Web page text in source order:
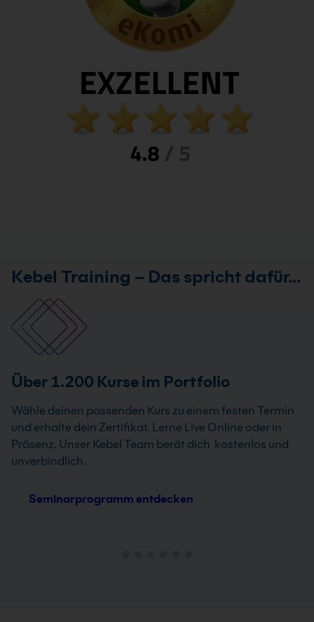
Kebel Training – Das spricht dafür…
Über 1.200 Kurse im Portfolio
Wähle deinen passenden Kurs zu einem festen Termin
und erhalte dein Zertifikat. Lerne Live Online oder in
Präsenz. Unser Kebel Team berät dich kostenlos und
unverbindlich.
Seminarprogramm entdecken